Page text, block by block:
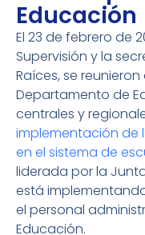
Educación
El 23 de febrero de
Supervisión y la
Raíces, se
Departamento de
centrales y
implementación de
en el sistema de
liderada por la
está
el personal
Educación.